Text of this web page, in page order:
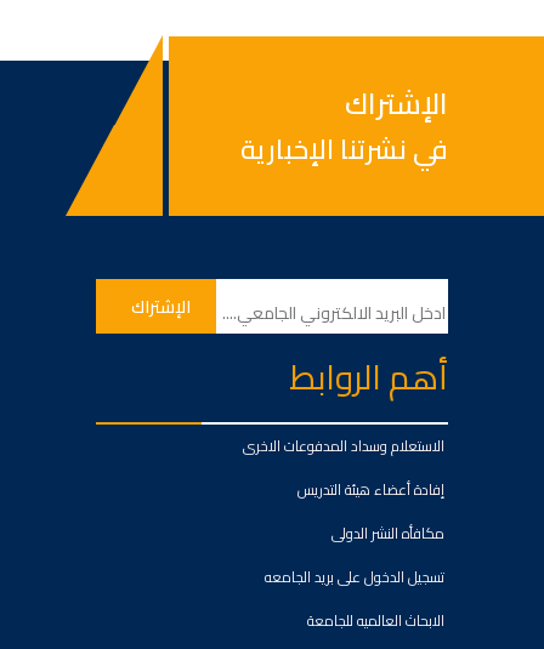
الإشتراك
في نشرتنا الإخبارية
أهم الروابط
الاستعلام وسداد المدفوعات الاخرى
إفادة أعضاء هيئة التدريس
مكافأه النشر الدولى
تسجيل الدخول على بريد الجامعه
الابحاث العالميه للجامعة